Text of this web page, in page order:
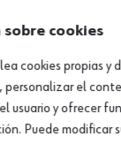
sobre cookies
cookies propias y
personalizar el
usuario y ofrecer
Puede modificar